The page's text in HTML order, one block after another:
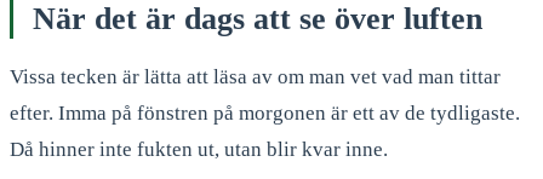
När det är dags att se över luften
Vissa tecken är lätta att läsa av om man vet vad man tittar
efter. Imma på fönstren på morgonen är ett av de tydligaste.
Då hinner inte fukten ut, utan blir kvar inne.